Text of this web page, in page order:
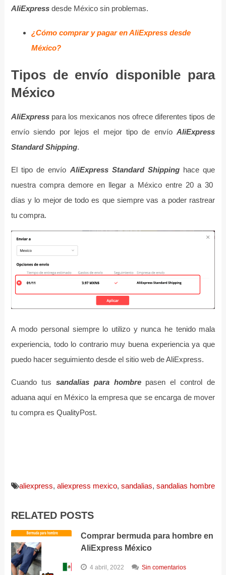
AliExpressdesde México sin problemas.
¿Cómo comprar y pagar en AliExpress desde
México?
Tipos de envío disponible para
México
AliExpresspara los mexicanos nos ofrece diferentes tipos de
envío siendo por lejos el mejor tipo de envíoAliExpress
Standard Shipping.
El tipo de envío AliExpress Standard Shippinghace que
nuestra compra demore en llegar a México entre 20 a 30
días y lo mejor de todo es que siempre vas a poder rastrear
tu compra.
A modo personal siempre lo utilizo y nunca he tenido mala
experiencia, todo lo contrario muy buena experiencia ya que
puedo hacer seguimiento desde el sitio web de AliExpress.
Cuando tus sandalias para hombrepasen el control de
aduana aquí en México la empresa que se encarga de mover
tu compra es QualityPost.
aliexpress, aliexpress mexico, sandalias, sandalias hombre
RELATED POSTS
Comprar bermuda para hombre en
AliExpress México
4 abril, 2022 Sin comentarios